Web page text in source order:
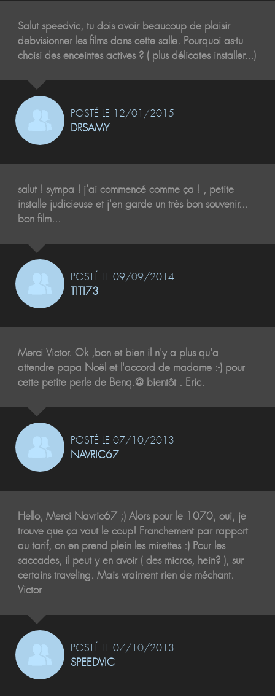
Salut speedvic, tu dois avoir beaucoup de plaisir
debvisionner les films dans cette salle. Pourquoi as-tu
choisi des enceintes actives ? ( plus délicates installer...)
POSTÉ LE 12/01/2015
DRSAMY
salut ! sympa ! j'ai commencé comme ça ! , petite
installe judicieuse et j'en garde un très bon souvenir...
bon film...
POSTÉ LE 09/09/2014
TITI73
Merci Victor. Ok ,bon et bien il n'y a plus qu'a
attendre papa Noël et l'accord de madame :-) pour
cette petite perle de Benq.@ bientôt . Eric.
POSTÉ LE 07/10/2013
NAVRIC67
Hello, Merci Navric67 ;) Alors pour le 1070, oui, je
trouve que ça vaut le coup! Franchement par rapport
au tarif, on en prend plein les mirettes :) Pour les
saccades, il peut y en avoir ( des micros, hein? ), sur
certains traveling. Mais vraiment rien de méchant.
Victor
POSTÉ LE 07/10/2013
SPEEDVIC